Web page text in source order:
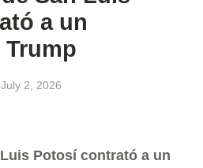
a un
July 2, 2026
Potosí contrató a un